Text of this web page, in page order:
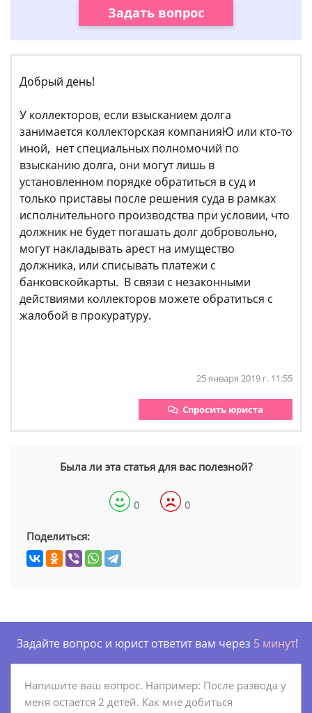
Задать вопрос
Добрый день!
У коллекторов, если взысканием долга
занимается коллекторская компанияЮ или кто-то
иной, нет специальных полномочий по
взысканию долга, они могут лишь в
установленном порядке обратиться в суд и
только приставы после решения суда в рамках
исполнительного производства при условии, что
должник не будет погашать долг добровольно,
могут накладывать арест на имущество
должника, или списывать платежи с
банковскойкарты. В связи с незаконными
действиями коллекторов можете обратиться с
жалобой в прокуратуру.
25 января 2019 г. 11:55
Спросить юриста
Была ли эта статья для вас полезной?
0 0
Поделиться:
Задайте вопрос и юрист ответит вам через 5 минут!